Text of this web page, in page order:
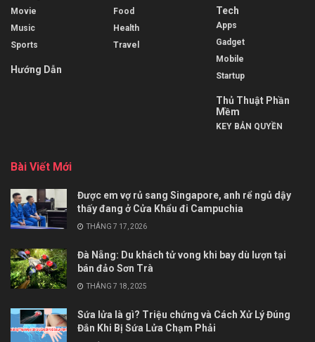
Movie
Music
Sports
Hướng Dẫn
Food
Health
Travel
Tech
Apps
Gadget
Mobile
Startup
Thủ Thuật Phần
Mềm
KEY BẢN QUYỀN
Bài Viết Mới
Được em vợ rủ sang Singapore, anh rể ngủ dậy
thấy đang ở Cửa Khẩu đi Campuchia
THÁNG 7 17, 2026
Đà Nẵng: Du khách tử vong khi bay dù lượn tại
bán đảo Sơn Trà
THÁNG 7 18, 2025
Sứa lửa là gì? Triệu chứng và Cách Xử Lý Đúng
Đắn Khi Bị Sứa Lửa Chạm Phải